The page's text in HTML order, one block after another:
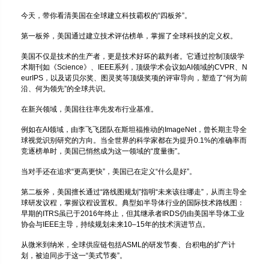
今天，带你看清美国在全球建立科技霸权的“四板斧”。
第一板斧，美国通过建立技术评估榜单，掌握了全球科技的定义权。
美国不仅是技术的生产者，更是技术好坏的裁判者。它通过控制顶级学
术期刊如《Science》、IEEE系列，顶级学术会议如AI领域的CVPR、N
eurIPS，以及诺贝尔奖、图灵奖等顶级奖项的评审导向，塑造了“何为前
沿、何为领先”的全球共识。
在新兴领域，美国往往率先发布行业基准。
例如在AI领域，由李飞飞团队在斯坦福推动的ImageNet，曾长期主导全
球视觉识别研究的方向。当全世界的科学家都在为提升0.1%的准确率而
竞逐榜单时，美国已悄然成为这一领域的“度量衡”。
当对手还在追求“更高更快”，美国已在定义“什么是好”。
第二板斧，美国擅长通过“路线图规划”指明“未来该往哪走”，从而主导全
球研发议程，掌握议程设置权。典型如半导体行业的国际技术路线图：
早期的ITRS虽已于2016年终止，但其继承者IRDS仍由美国半导体工业
协会与IEEE主导，持续规划未来10–15年的技术演进节点。
从微米到纳米，全球供应链包括ASML的研发节奏、台积电的扩产计
划，被迫同步于这一“美式节奏”。